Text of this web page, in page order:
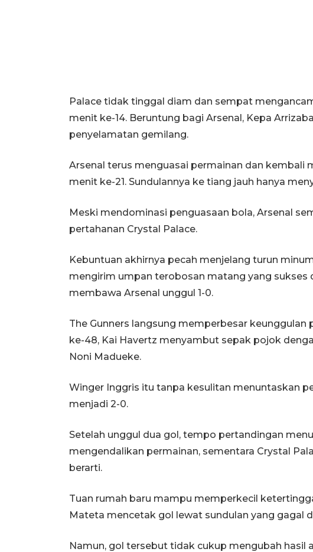
Palace tidak tinggal diam dan sempat
menit ke-14. Beruntung bagi Arsenal, Kepa
penyelamatan gemilang.
Arsenal terus menguasai permainan dan kembali
menit ke-21. Sundulannya ke tiang jauh hanya
Meski mendominasi penguasaan bola, Arsenal
pertahanan Crystal Palace.
Kebuntuan akhirnya pecah menjelang turun
mengirim umpan terobosan matang yang sukses
membawa Arsenal unggul 1-0.
The Gunners langsung memperbesar
ke-48, Kai Havertz menyambut sepak pojok
Noni Madueke.
Winger Inggris itu tanpa kesulitan menuntaskan
menjadi 2-0.
Setelah unggul dua gol, tempo pertandingan
mengendalikan permainan, sementara Crystal
berarti.
Tuan rumah baru mampu memperkecil
Mateta mencetak gol lewat sundulan yang gagal
Namun, gol tersebut tidak cukup mengubah hasil